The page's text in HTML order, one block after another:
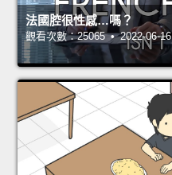
法國腔很性感…嗎？
觀看次數：25065 • 2022-06-16